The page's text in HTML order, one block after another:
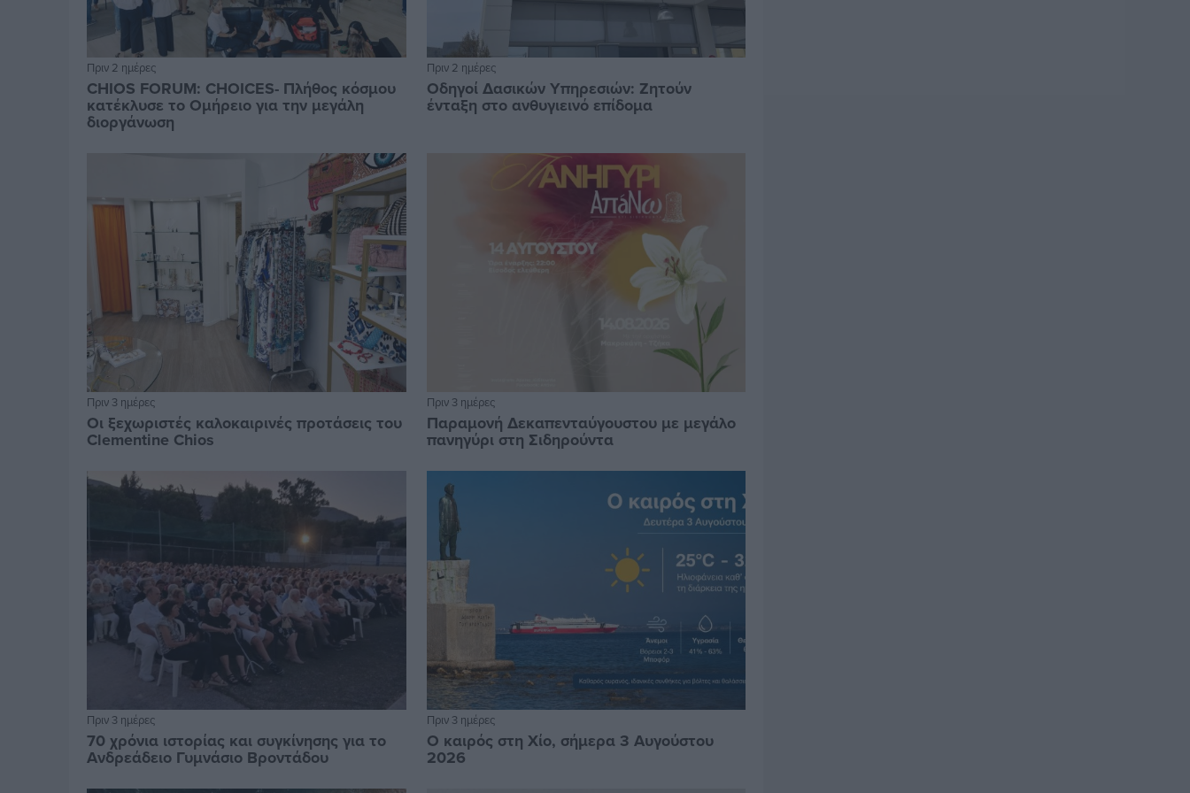
Πριν 2 ημέρες
CHIOS FORUM: CHOICES- Πλήθος κόσμου
κατέκλυσε το Ομήρειο για την μεγάλη
διοργάνωση
Πριν 2 ημέρες
Οδηγοί Δασικών Υπηρεσιών: Ζητούν
ένταξη στο ανθυγιεινό επίδομα
Πριν 3 ημέρες
Οι ξεχωριστές καλοκαιρινές προτάσεις του
Clementine Chios
Πριν 3 ημέρες
Παραμονή Δεκαπενταύγουστου με μεγάλο
πανηγύρι στη Σιδηρούντα
Πριν 3 ημέρες
70 χρόνια ιστορίας και συγκίνησης για το
Ανδρεάδειο Γυμνάσιο Βροντάδου
Πριν 3 ημέρες
Ο καιρός στη Χίο, σήμερα 3 Αυγούστου
2026